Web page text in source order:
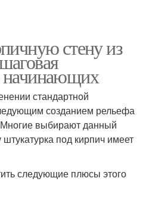
стену из
начинающих
стандартной
созданием рельефа
выбирают данный
штукатурка под кирпич имеет
следующие плюсы этого